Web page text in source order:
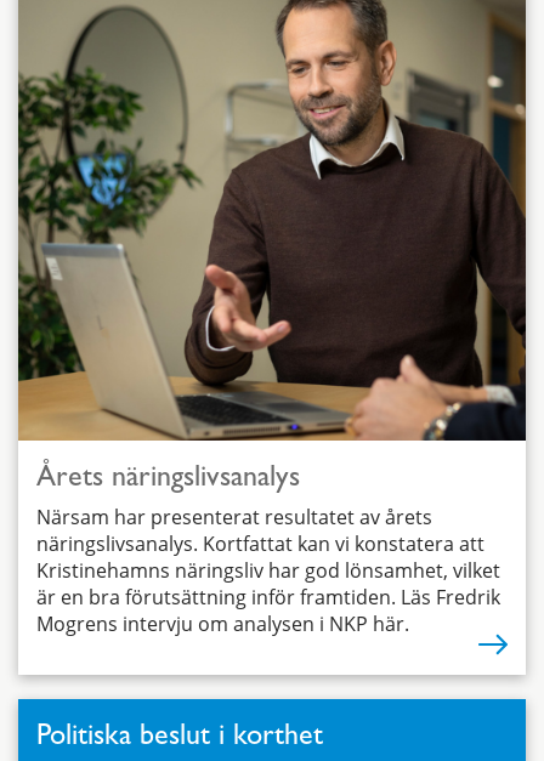
Årets näringslivsanalys
Närsam har presenterat resultatet av årets
näringslivsanalys. Kortfattat kan vi konstatera att
Kristinehamns näringsliv har god lönsamhet, vilket
är en bra förutsättning inför framtiden. Läs Fredrik
Mogrens intervju om analysen i NKP här.
Politiska beslut i korthet